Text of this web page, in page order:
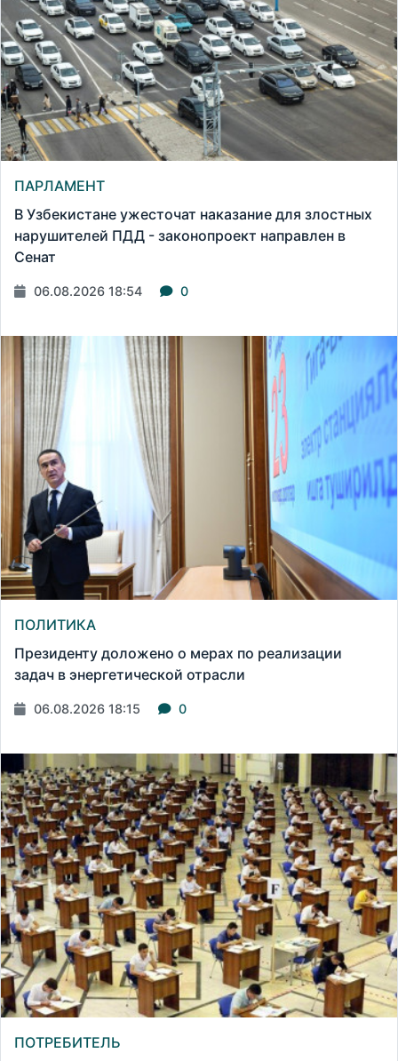
ПАРЛАМЕНТ
В Узбекистане ужесточат наказание для злостных
нарушителей ПДД - законопроект направлен в
Сенат
06.08.2026 18:54 0
ПОЛИТИКА
Президенту доложено о мерах по реализации
задач в энергетической отрасли
06.08.2026 18:15 0
ПОТРЕБИТЕЛЬ